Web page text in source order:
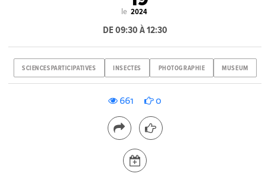
le 2024
DE 09:30 À 12:30
SCIENCESPARTICIPATIVES INSECTES PHOTOGRAPHIE MUSEUM
661 0